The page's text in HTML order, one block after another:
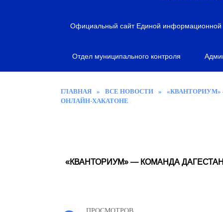
Официальный сайт Единой информационной
Отдел муниципального контроля
ГЛАВНАЯ » ВСЕ НОВОСТИ »
ОНЛАЙН-ХАКАТОНЕ
«КВАНТОРИУМ» — КОМАНДА